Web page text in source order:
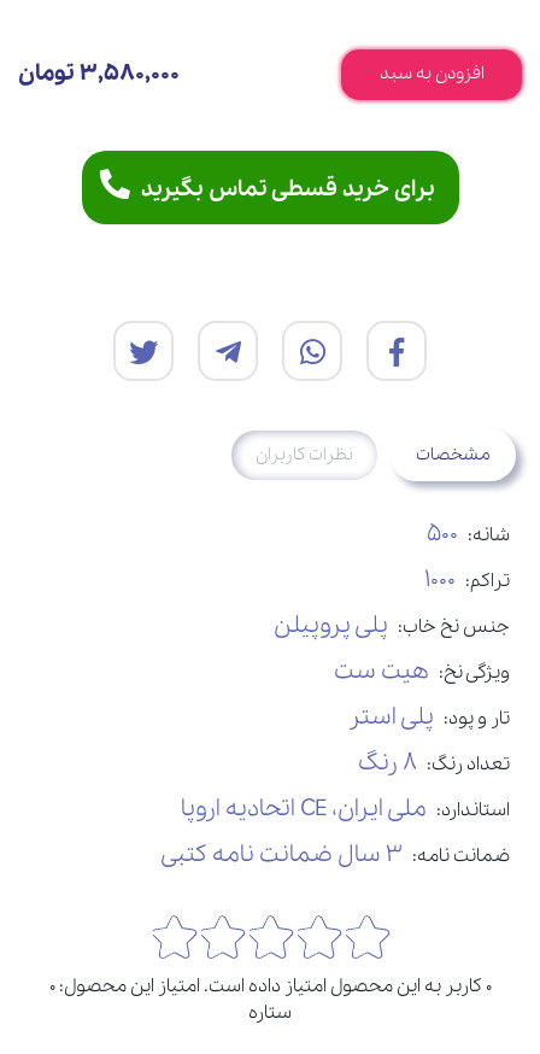
افزودن به سبد 3,580,000 تومان
برای خرید قسطی تماس بگیرید
مشخصات نظرات کاربران
شانه: 500
تراکم: 1000
جنس نخ خاب: پلی پروپیلن
ویژگی نخ: هیت ست
تار و پود: پلی استر
تعداد رنگ: 8 رنگ
استاندارد: ملی ایران، CE اتحادیه اروپا
ضمانت نامه: 3 سال ضمانت نامه کتبی
0 کاربر به این محصول امتیاز داده است. امتیاز این محصول: 0
ستاره